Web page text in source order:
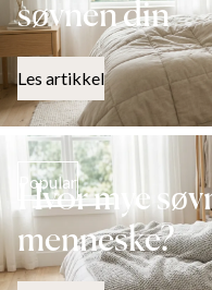
søvnen din
Les artikkel
Popular
Hvor mye
menneske?